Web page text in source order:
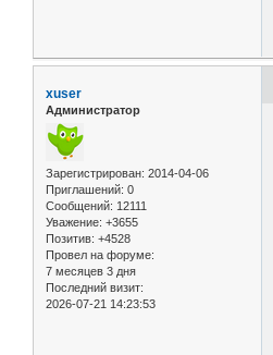
xuser
Администратор
Зарегистрирован: 2014-04-06
Приглашений: 0
Сообщений: 12111
Уважение: +3655
Позитив: +4528
Провел на форуме:
7 месяцев 3 дня
Последний визит:
2026-07-21 14:23:53